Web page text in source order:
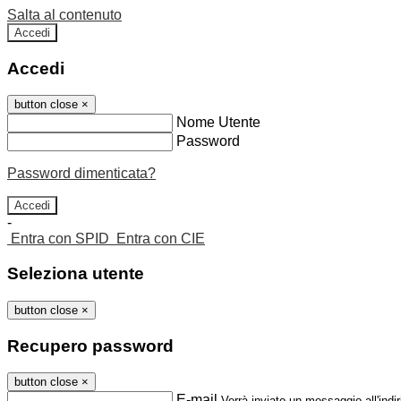
Salta al contenuto
Accedi
Accedi
button close ×
Nome Utente
Password
Password dimenticata?
-
Entra con SPID
Entra con CIE
Seleziona utente
button close ×
Recupero password
button close ×